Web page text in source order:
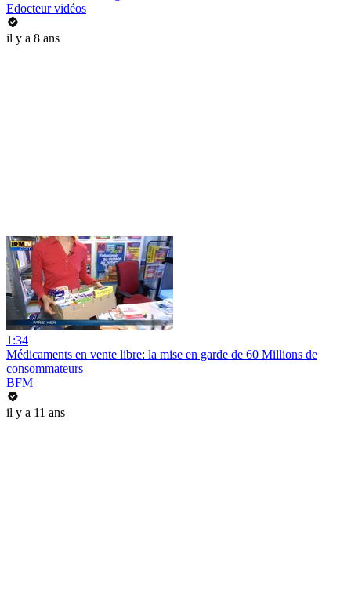
Edocteur vidéos
il y a 8 ans
1:34
Médicaments en vente libre: la mise en garde de 60 Millions de
consommateurs
BFM
il y a 11 ans